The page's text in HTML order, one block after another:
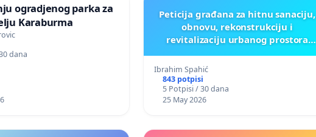
ogradjenog parka za
Karaburma
dana
Peticija građana za hitnu sanaciju,
obnovu, rekonstrukciju i
revitalizaciju urbanog prostora
Ibrahim Spahić
843 potpisi
5 Potpisi / 30 dana
25 May 2026